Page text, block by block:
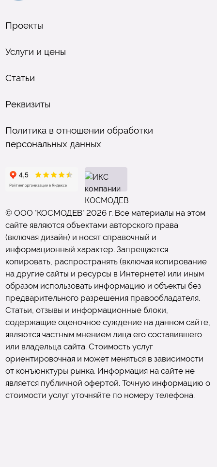
Проекты
Услуги и цены
Статьи
Реквизиты
Политика в отношении обработки
персональных данных
© ООО "КОСМОДЕВ" 2026 г. Все материалы на этом
сайте являются объектами авторского права
(включая дизайн) и носят справочный и
информационный характер. Запрещается
копировать, распространять (включая копирование
на другие сайты и ресурсы в Интернете) или иным
образом использовать информацию и объекты без
предварительного разрешения правообладателя.
Статьи, отзывы и информационные блоки,
содержащие оценочное суждение на данном сайте,
являются частным мнением лица его составившего
или владельца сайта. Стоимость услуг
ориентировочная и может меняться в зависимости
от конъюнктуры рынка. Информация на сайте не
является публичной офертой. Точную информацию о
стоимости услуг уточняйте по номеру телефона.